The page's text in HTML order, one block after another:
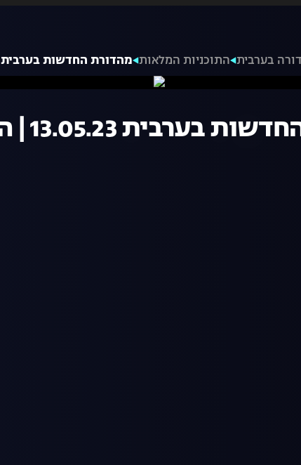
בערבית התוכניות המלאות מהדורת החדשות בערבית 13.05.23 | התוכנית המלאה
13.05.23 | התוכנית המלאה